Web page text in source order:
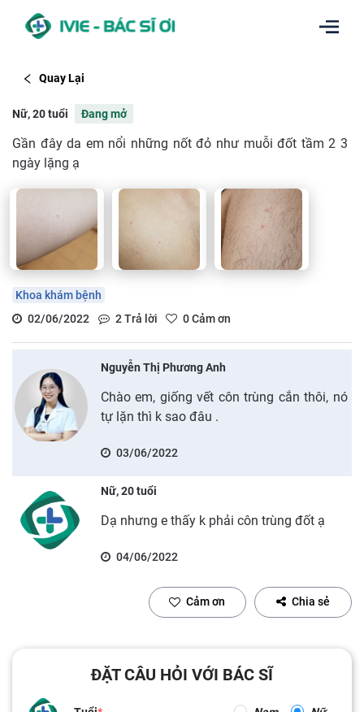
Quay Lại
Nữ, 20 tuổi Đang mở
Gần đây da em nổi những nốt đỏ như muỗi đốt tầm 2 3
ngày lặng ạ
Khoa khám bệnh
02/06/2022
2Trả lời 0Cảm ơn
Nguyễn Thị Phương Anh
Chào em, giống vết côn trùng cắn thôi, nó
tự lặn thì k sao đâu .
03/06/2022
Nữ, 20 tuổi
Dạ nhưng e thấy k phải côn trùng đốt ạ
04/06/2022
Cảm ơn Chia sẻ
ĐẶT CÂU HỎI VỚI BÁC SĨ